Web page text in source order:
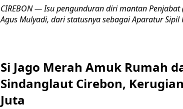
CIREBON — Isu pengunduran diri mantan Penjabat
Agus Mulyadi, dari statusnya sebagai Aparatur Sipil
Si Jago Merah Amuk Rumah
Sindanglaut Cirebon,
Juta